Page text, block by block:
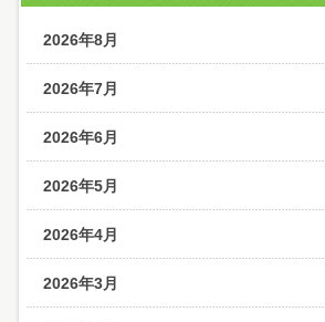
2026年8月
2026年7月
2026年6月
2026年5月
2026年4月
2026年3月